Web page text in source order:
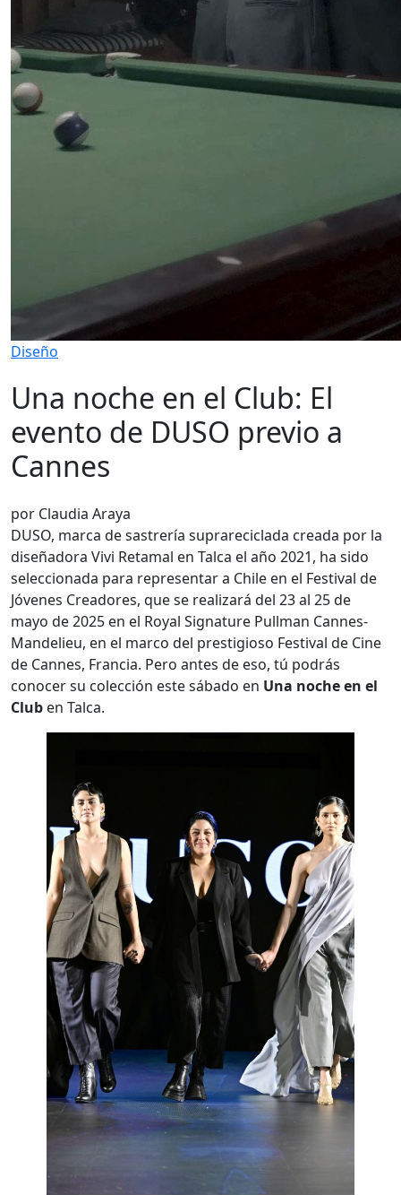
Diseño
Una noche en el Club: El
evento de DUSO previo a
Cannes
por Claudia Araya
DUSO, marca de sastrería suprareciclada creada por la
diseñadora Vivi Retamal en Talca el año 2021, ha sido
seleccionada para representar a Chile en el Festival de
Jóvenes Creadores, que se realizará del 23 al 25 de
mayo de 2025 en el Royal Signature Pullman Cannes-
Mandelieu, en el marco del prestigioso Festival de Cine
de Cannes, Francia. Pero antes de eso, tú podrás
conocer su colección este sábado en Una noche en el
Club en Talca.